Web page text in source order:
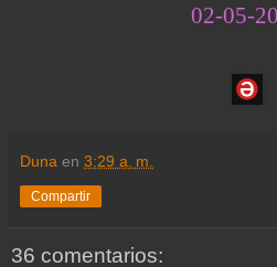
02-05-
Duna en 3:29 a. m.
Compartir
36 comentarios: